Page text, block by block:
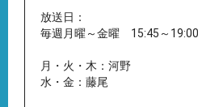
放送日：
毎週月曜～金曜 15:45～19:00
月・火・木：河野
水・金：藤尾